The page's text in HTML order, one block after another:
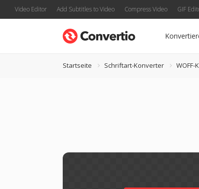
Video Editor Add Subtitles to Video Compress Video GIF
Startseite Schriftart-Konverter